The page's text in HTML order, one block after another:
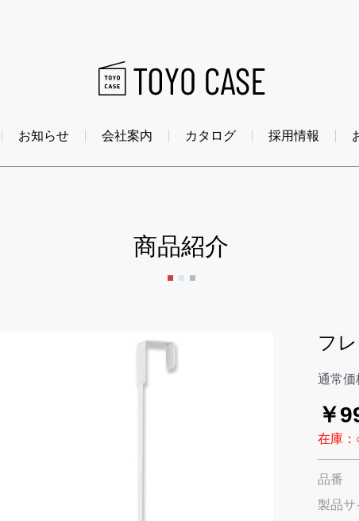
お知らせ 会社案内 カタログ 採用情報
商品紹介
フ
通常価
￥
在庫：
品番
製品サ